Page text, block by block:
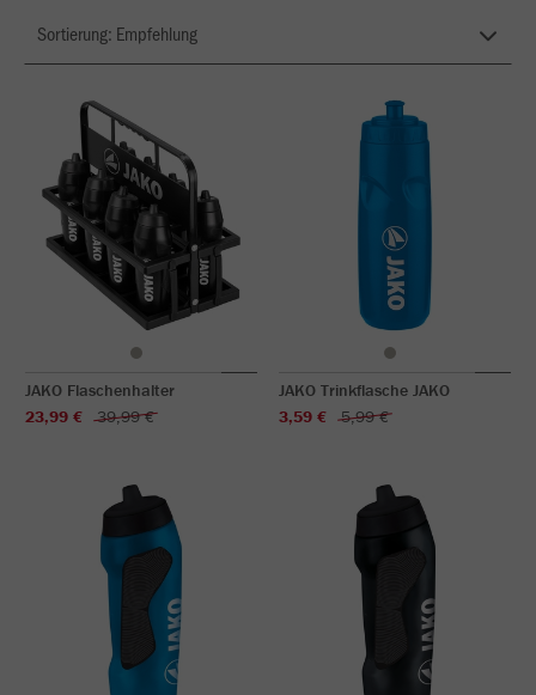
JAKO Flaschenhalter
23,99 €
39,99 €
JAKO Trinkflasche JAKO
3,59 €
5,99 €